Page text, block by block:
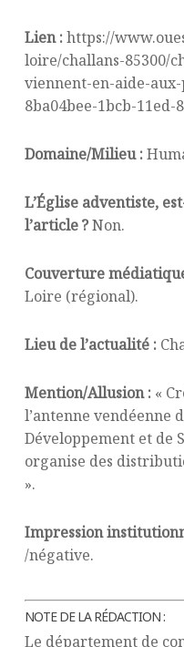
Lien :https://
loire/challans-85300/
viennent-en-aide-
8ba04bee-1bcb-11ed-
Domaine/Milieu :
L’Église adventiste,
l’article ?Non.
Couverture
Loire (régional).
Lieu de l’actualité :
Mention/Allusion : «
l’antenne vendéenne
Développement et de
organise des
».
Impression
/négative.
NOTE DE LA RÉDACTION :
Le département de